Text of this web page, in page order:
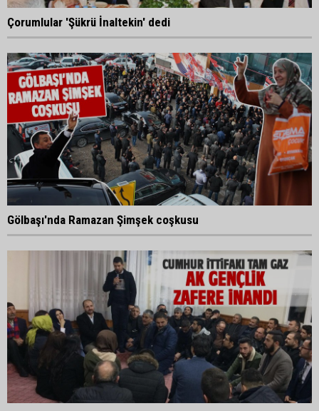
Çorumlular 'Şükrü İnaltekin' dedi
Gölbaşı'nda Ramazan Şimşek coşkusu